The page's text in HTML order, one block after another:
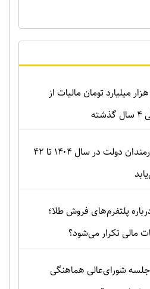
وصول ۵ هزار میلیارد تومان مالیات از
حقوق کارمندان دولت در سال ۱۴۰۴ تا ۴۲
پلتفرم‌های فروش طلا؛
مالی تکرار می‌شود؟
جلسه شورای‌عالی هماهنگی